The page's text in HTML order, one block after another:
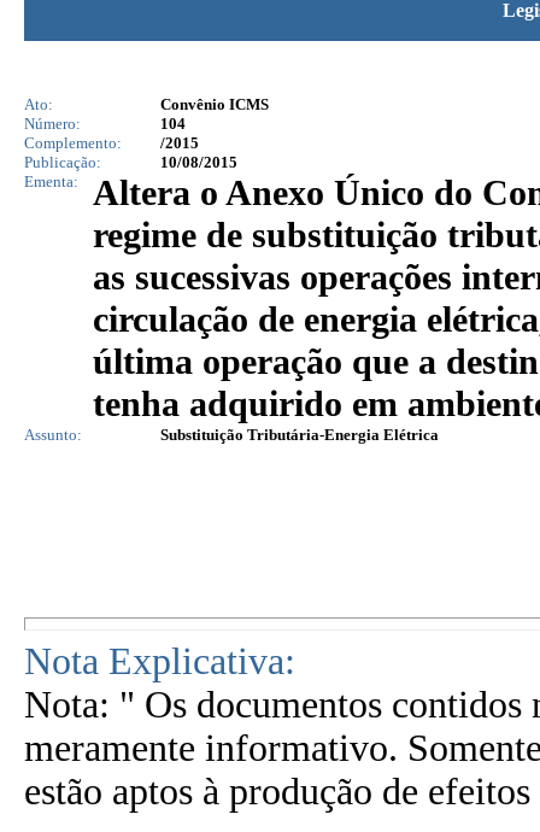
Ato:
Convênio ICMS
Número:
104
Complemento:
/2015
Publicação:
10/08/2015
Ementa:
Altera o Anexo Único do
regime de substituição
as sucessivas operações
circulação de energia
última operação que a
tenha adquirido em
Assunto: Substituição Tributária-Energia Elétrica
Nota Explicativa:
Nota: " Os documentos contidos
meramente informativo.
estão aptos à produção de